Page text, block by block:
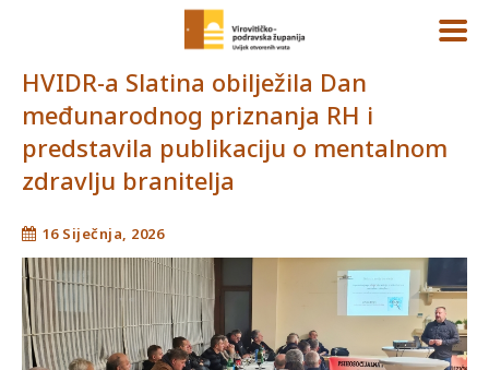
HVIDR-a Slatina obilježila Dan
međunarodnog priznanja RH i
predstavila publikaciju o mentalnom
zdravlju branitelja
16 Siječnja, 2026